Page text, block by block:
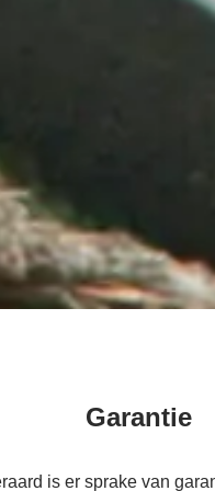
Garantie
is er sprake van